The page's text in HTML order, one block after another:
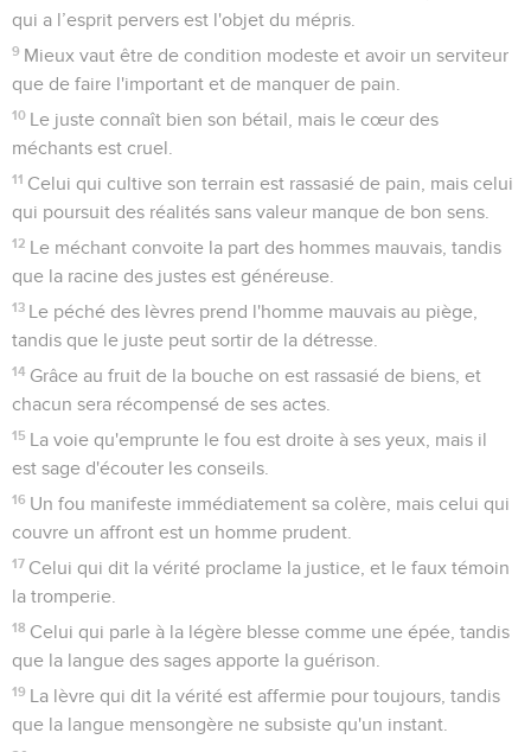
qui a l’esprit pervers est l'objet du mépris.
9 Mieux vaut être de condition modeste et avoir un serviteur
que de faire l'important et de manquer de pain.
10 Le juste connaît bien son bétail, mais le cœur des
méchants est cruel.
11 Celui qui cultive son terrain est rassasié de pain, mais celui
qui poursuit des réalités sans valeur manque de bon sens.
12 Le méchant convoite la part des hommes mauvais, tandis
que la racine des justes est généreuse.
13 Le péché des lèvres prend l'homme mauvais au piège,
tandis que le juste peut sortir de la détresse.
14 Grâce au fruit de la bouche on est rassasié de biens, et
chacun sera récompensé de ses actes.
15 La voie qu'emprunte le fou est droite à ses yeux, mais il
est sage d'écouter les conseils.
16 Un fou manifeste immédiatement sa colère, mais celui qui
couvre un affront est un homme prudent.
17 Celui qui dit la vérité proclame la justice, et le faux témoin
la tromperie.
18 Celui qui parle à la légère blesse comme une épée, tandis
que la langue des sages apporte la guérison.
19 La lèvre qui dit la vérité est affermie pour toujours, tandis
que la langue mensongère ne subsiste qu'un instant.